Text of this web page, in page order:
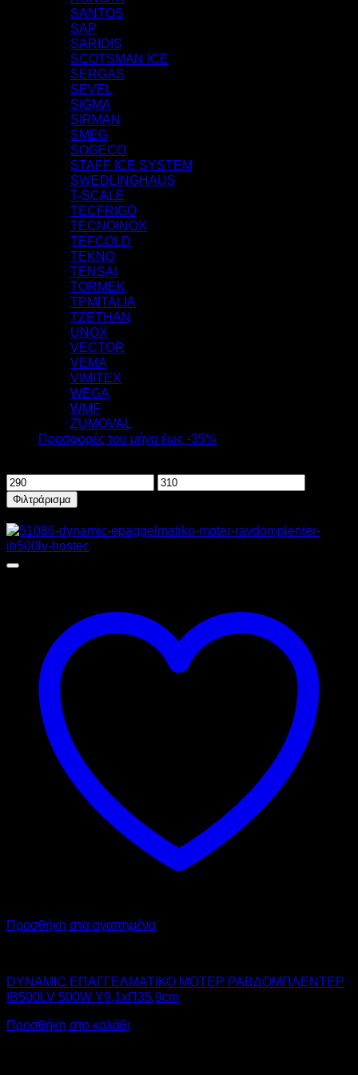
SANTOS
SAP
SARIDIS
SCOTSMAN ICE
SERGAS
SEVEL
SIGMA
SIRMAN
SMEG
SOGECO
STAFF ICE SYSTEM
SWEDLINGHAUS
T-SCALE
TECFRIGO
TECNOINOX
TEFCOLD
TEKNO
TENSAI
TORMEK
TPMITALIA
TZETHAN
UNOX
VECTOR
VEMA
VIMITEX
WEGA
WMF
ZUMOVAL
Προσφορές του μήνα έως -35%
Ελάχιστη
τιμή
Μέγιστη
Φιλτράρισμα
Προσθήκη στα αγαπημένα
DYNAMIC ΕΠΑΓΓΕΛΜΑΤΙΚΟ ΜΟΤΕΡ ΡΑΒΔΟΜΠΛΕΝΤΕΡ
IB500LV 500W Υ9,1xΠ35,9cm
Προσθήκη στο καλάθι